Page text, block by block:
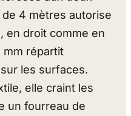
4 mètres autorise
en droit comme en
mm répartit
les surfaces.
elle craint les
un fourreau de